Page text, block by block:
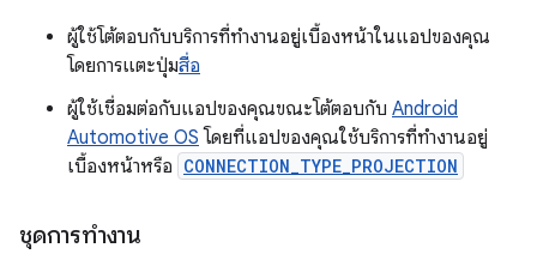
ผู้ใช้โต้ตอบกับบริการที่ทำงานอยู่เบื้องหน้าในแอปของคุณ
โดยการแตะปุ่มสื่อ
ผู้ใช้เชื่อมต่อกับแอปของคุณขณะโต้ตอบกับ Android
Automotive OS โดยที่แอปของคุณใช้บริการที่ทำงานอยู่
เบื้องหน้าหรือ CONNECTION_TYPE_PROJECTION
ชุดการทำงาน